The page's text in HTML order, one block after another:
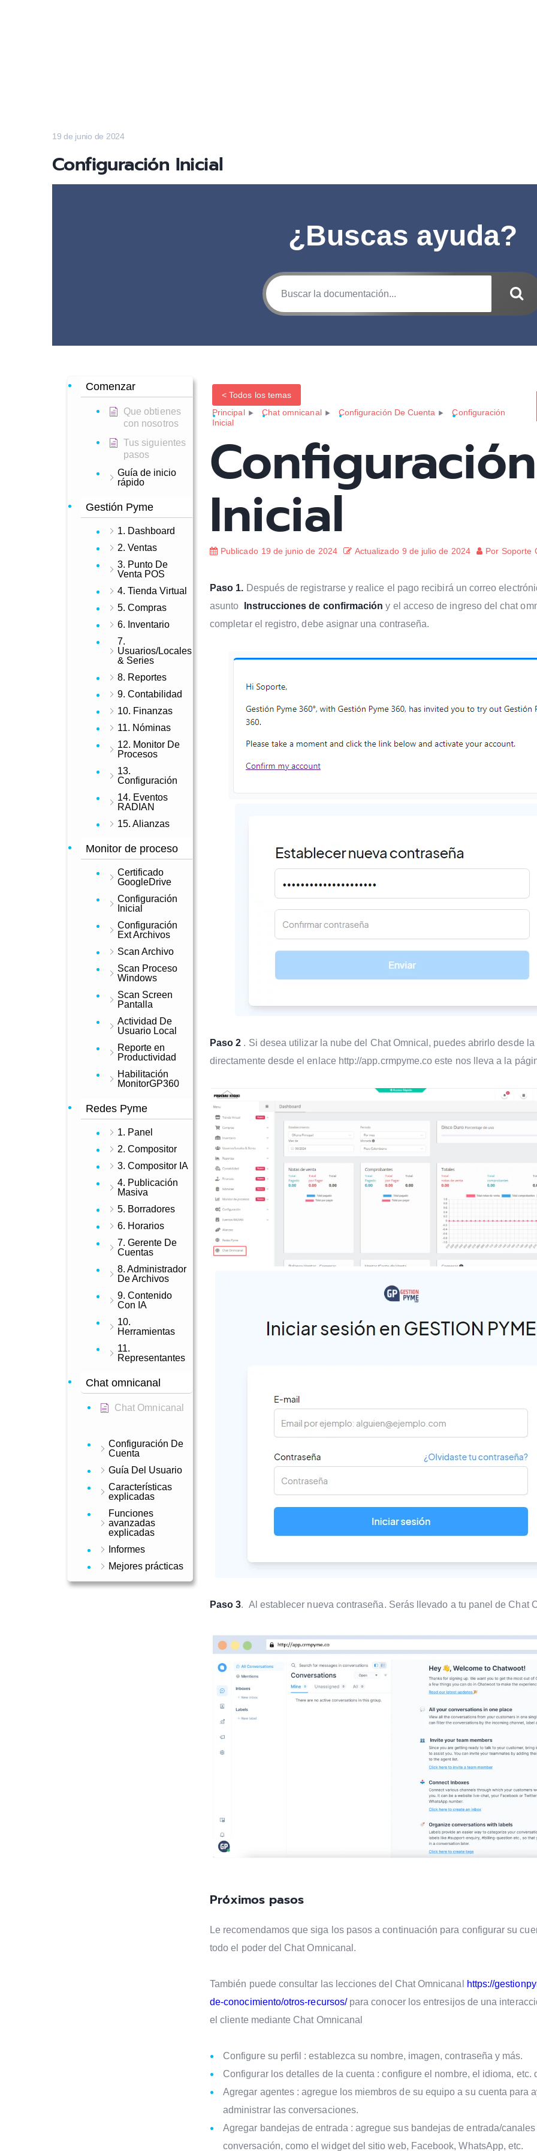
19 de junio de 2024
Configuración Inicial
¿Buscas ayuda?
Comenzar
Que obtienes
con nosotros
Tus siguientes
pasos
Guía de inicio
rápido
Gestión Pyme
1. Dashboard
2. Ventas
3. Punto De
Venta POS
4. Tienda Virtual
5. Compras
6. Inventario
7.
Usuarios/Locales
& Series
8. Reportes
9. Contabilidad
10. Finanzas
11. Nóminas
12. Monitor De
Procesos
13.
Configuración
14. Eventos
RADIAN
15. Alianzas
Monitor de proceso
Certificado
GoogleDrive
Configuración
Inicial
Configuración
Ext Archivos
Scan Archivo
Scan Proceso
Windows
Scan Screen
Pantalla
Actividad De
Usuario Local
Reporte en
Productividad
Habilitación
MonitorGP360
Redes Pyme
1. Panel
2. Compositor
3. Compositor IA
4. Publicación
Masiva
5. Borradores
6. Horarios
7. Gerente De
Cuentas
8. Administrador
De Archivos
9. Contenido
Con IA
10.
Herramientas
11.
Representantes
Chat omnicanal
Chat Omnicanal
Configuración De
Cuenta
Guía Del Usuario
Características
explicadas
Funciones
avanzadas
explicadas
Informes
Mejores prácticas
< Todos los temas
Principal
Chat omnicanal Configuración De Cuenta
Configuración
Inicial
Configuración
Inicial
Publicado 19 de junio de 2024 Actualizado 9 de julio de 2024 Por Soporte
Paso 1. Después de registrarse y realice el pago recibirá un correo
asunto
Instrucciones de confirmación y el acceso de ingreso del chat
completar el registro, debe asignar una contraseña.
Paso 2 . Si desea utilizar la nube del Chat Omnical, puedes abrirlo desde
directamente desde el enlace http://app.crmpyme.co este nos lleva a la
Paso 3. Al establecer nueva contraseña. Serás llevado a tu panel de Chat
Próximos pasos
Le recomendamos que siga los pasos a continuación para configurar su
todo el poder del Chat Omnicanal.
También puede consultar las lecciones del Chat Omnicanal
https://
de-conocimiento/otros-recursos/para conocer los entresijos de una
el cliente mediante Chat Omnicanal
Configure su perfil : establezca su nombre, imagen, contraseña y más.
Configurar los detalles de la cuenta : configure el nombre, el idioma, etc.
Agregar agentes : agregue los miembros de su equipo a su cuenta para
administrar las conversaciones.
Agregar bandejas de entrada : agregue sus bandejas de entrada/canales
conversación, como el widget del sitio web, Facebook, WhatsApp, etc.